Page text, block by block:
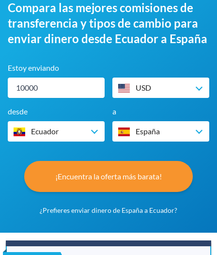
Compara las mejores comisiones de
transferencia y tipos de cambio para
enviar dinero desde Ecuador a España
Estoy enviando
USD
desde
Ecuador
a
España
¡Encuentra la oferta más barata!
¿Prefieres enviar dinero de España a Ecuador?